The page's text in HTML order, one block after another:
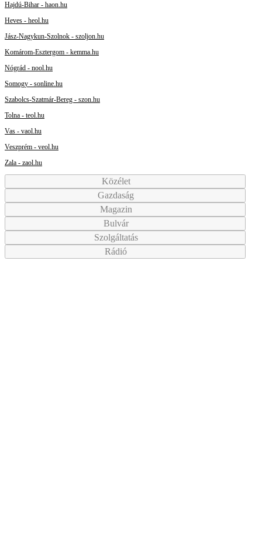
Hajdú-Bihar - haon.hu
Heves - heol.hu
Jász-Nagykun-Szolnok - szoljon.hu
Komárom-Esztergom - kemma.hu
Nógrád - nool.hu
Somogy - sonline.hu
Szabolcs-Szatmár-Bereg - szon.hu
Tolna - teol.hu
Vas - vaol.hu
Veszprém - veol.hu
Zala - zaol.hu
Közélet
Gazdaság
Magazin
Bulvár
Szolgáltatás
Rádió